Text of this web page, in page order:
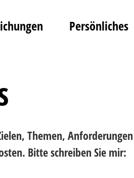
Persönliches
Themen, Anforderungen
Bitte schreiben Sie mir: